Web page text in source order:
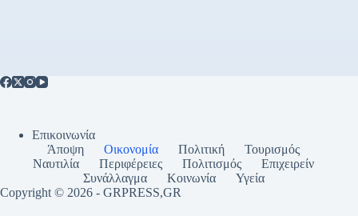
Επικοινωνία
Άποψη
Οικονομία Πολιτική
Τουρισμός
Ναυτιλία
Περιφέρειες Πολιτισμός
Επιχειρείν
Συνάλλαγμα
Κοινωνία
Υγεία
Copyright © 2026 - GRPRESS,GR